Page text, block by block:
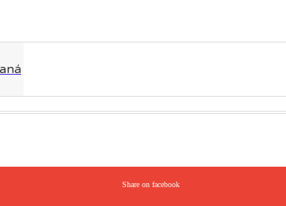
Share on facebook